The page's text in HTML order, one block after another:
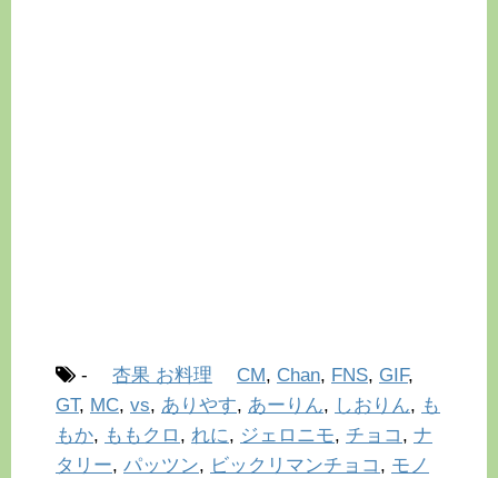
- 杏果 お料理 CM, Chan, FNS, GIF,
GT, MC, vs, ありやす, あーりん, しおりん, も
もか, ももクロ , れに, ジェロニモ, チョコ , ナ
タリー, パッツン, ビックリマンチョコ , モノ